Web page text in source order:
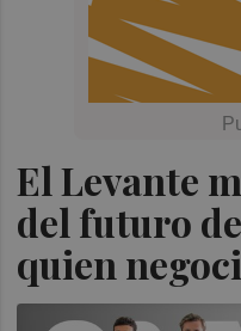
El Levante
del futuro
quien